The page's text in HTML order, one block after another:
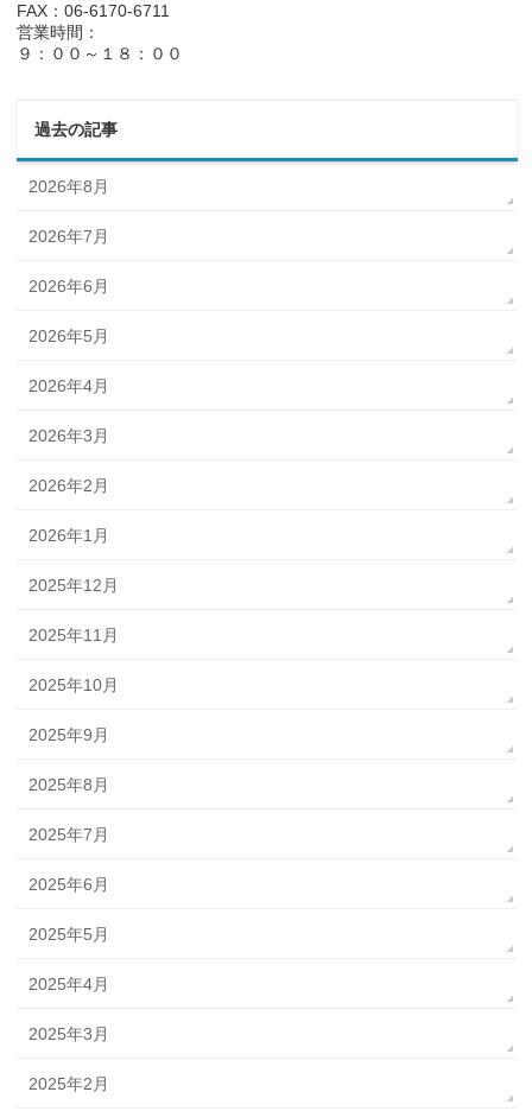
FAX：06-6170-6711
営業時間：
９：００～１８：００
過去の記事
2026年8月
2026年7月
2026年6月
2026年5月
2026年4月
2026年3月
2026年2月
2026年1月
2025年12月
2025年11月
2025年10月
2025年9月
2025年8月
2025年7月
2025年6月
2025年5月
2025年4月
2025年3月
2025年2月